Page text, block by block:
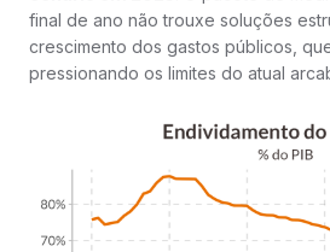
final de ano não trouxe soluções
crescimento dos gastos públicos,
pressionando os limites do atual